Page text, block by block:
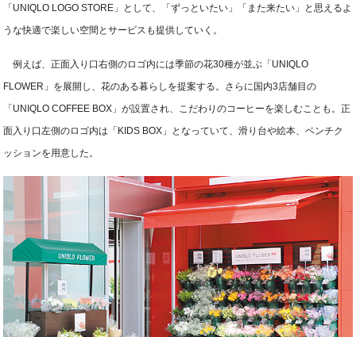
「UNIQLO LOGO STORE」として、「ずっといたい」「また来たい」と思えるよ
うな快適で楽しい空間とサービスも提供していく。
例えば、正面入り口右側のロゴ内には季節の花30種が並ぶ「UNIQLO
FLOWER」を展開し、花のある暮らしを提案する。さらに国内3店舗目の
「UNIQLO COFFEE BOX」が設置され、こだわりのコーヒーを楽しむことも。正
面入り口左側のロゴ内は「KIDS BOX」となっていて、滑り台や絵本、ベンチク
ッションを用意した。